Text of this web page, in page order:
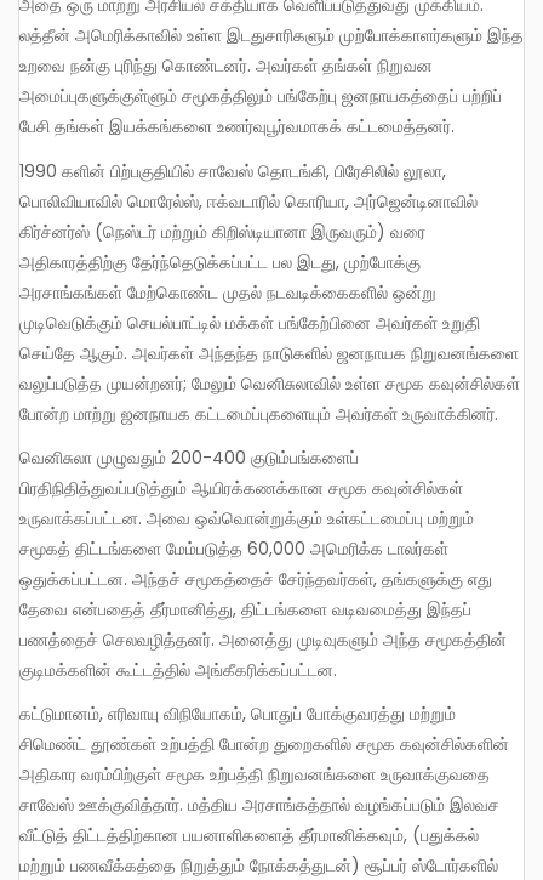
அதை ஒரு மாற்று அரசியல் சக்தியாக வெளிப்படுத்துவது முக்கியம்.
லத்தீன் அமெரிக்காவில் உள்ள இடதுசாரிகளும் முற்போக்காளர்களும் இந்த
உறவை நன்கு புரிந்து கொண்டனர். அவர்கள் தங்கள் நிறுவன
அமைப்புகளுக்குள்ளும் சமூகத்திலும் பங்கேற்பு ஜனநாயகத்தைப் பற்றிப்
பேசி தங்கள் இயக்கங்களை உணர்வுபூர்வமாகக் கட்டமைத்தனர்.
1990 களின் பிற்பகுதியில் சாவேஸ் தொடங்கி, பிரேசிலில் லூலா,
பொலிவியாவில் மொரேல்ஸ், ஈக்வடாரில் கொரியா, அர்ஜென்டினாவில்
கிர்ச்னர்ஸ் (நெஸ்டர் மற்றும் கிறிஸ்டியானா இருவரும்) வரை
அதிகாரத்திற்கு தேர்ந்தெடுக்கப்பட்ட பல இடது, முற்போக்கு
அரசாங்கங்கள் மேற்கொண்ட முதல் நடவடிக்கைகளில் ஒன்று
முடிவெடுக்கும் செயல்பாட்டில் மக்கள் பங்கேற்பினை அவர்கள் உறுதி
செய்தே ஆகும். அவர்கள் அந்தந்த நாடுகளில் ஜனநாயக நிறுவனங்களை
வலுப்படுத்த முயன்றனர்; மேலும் வெனிசுலாவில் உள்ள சமூக கவுன்சில்கள்
போன்ற மாற்று ஜனநாயக கட்டமைப்புகளையும் அவர்கள் உருவாக்கினர்.
வெனிசுலா முழுவதும் 200-400 குடும்பங்களைப்
பிரதிநிதித்துவப்படுத்தும் ஆயிரக்கணக்கான சமூக கவுன்சில்கள்
உருவாக்கப்பட்டன. அவை ஒவ்வொன்றுக்கும் உள்கட்டமைப்பு மற்றும்
சமூகத் திட்டங்களை மேம்படுத்த 60,000 அமெரிக்க டாலர்கள்
ஒதுக்கப்பட்டன. அந்தச் சமூகத்தைச் சேர்ந்தவர்கள், தங்களுக்கு எது
தேவை என்பதைத் தீர்மானித்து, திட்டங்களை வடிவமைத்து இந்தப்
பணத்தைச் செலவழித்தனர். அனைத்து முடிவுகளும் அந்த சமூகத்தின்
குடிமக்களின் கூட்டத்தில் அங்கீகரிக்கப்பட்டன.
கட்டுமானம், எரிவாயு விநியோகம், பொதுப் போக்குவரத்து மற்றும்
சிமெண்ட் தூண்கள் உற்பத்தி போன்ற துறைகளில் சமூக கவுன்சில்களின்
அதிகார வரம்பிற்குள் சமூக உற்பத்தி நிறுவனங்களை உருவாக்குவதை
சாவேஸ் ஊக்குவித்தார். மத்திய அரசாங்கத்தால் வழங்கப்படும் இலவச
வீட்டுத் திட்டத்திற்கான பயனாளிகளைத் தீர்மானிக்கவும், (பதுக்கல்
மற்றும் பணவீக்கத்தை நிறுத்தும் நோக்கத்துடன்) சூப்பர் ஸ்டோர்களில்